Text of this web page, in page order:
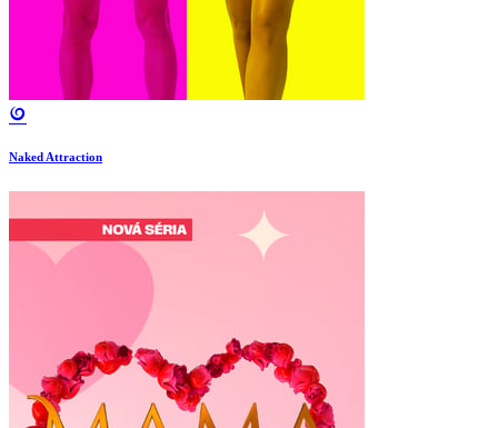
Naked Attraction